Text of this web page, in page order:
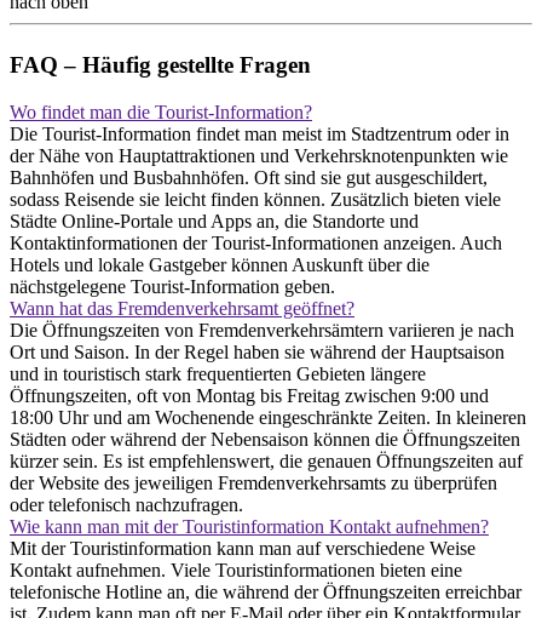
FAQ – Häufig gestellte Fragen
Wo findet man die Tourist-Information?
Die Tourist-Information findet man meist im Stadtzentrum oder in
der Nähe von Hauptattraktionen und Verkehrsknotenpunkten wie
Bahnhöfen und Busbahnhöfen. Oft sind sie gut ausgeschildert,
sodass Reisende sie leicht finden können. Zusätzlich bieten viele
Städte Online-Portale und Apps an, die Standorte und
Kontaktinformationen der Tourist-Informationen anzeigen. Auch
Hotels und lokale Gastgeber können Auskunft über die
nächstgelegene Tourist-Information geben.
Wann hat das Fremdenverkehrsamt geöffnet?
Die Öffnungszeiten von Fremdenverkehrsämtern variieren je nach
Ort und Saison. In der Regel haben sie während der Hauptsaison
und in touristisch stark frequentierten Gebieten längere
Öffnungszeiten, oft von Montag bis Freitag zwischen 9:00 und
18:00 Uhr und am Wochenende eingeschränkte Zeiten. In kleineren
Städten oder während der Nebensaison können die Öffnungszeiten
kürzer sein. Es ist empfehlenswert, die genauen Öffnungszeiten auf
der Website des jeweiligen Fremdenverkehrsamts zu überprüfen
oder telefonisch nachzufragen.
Wie kann man mit der Touristinformation Kontakt aufnehmen?
Mit der Touristinformation kann man auf verschiedene Weise
Kontakt aufnehmen. Viele Touristinformationen bieten eine
telefonische Hotline an, die während der Öffnungszeiten erreichbar
ist. Zudem kann man oft per E-Mail oder über ein Kontaktformular